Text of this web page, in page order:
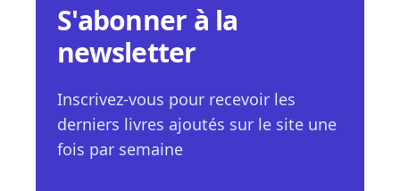
S'abonner à la
newsletter
Inscrivez-vous pour recevoir les
derniers livres ajoutés sur le site une
fois par semaine